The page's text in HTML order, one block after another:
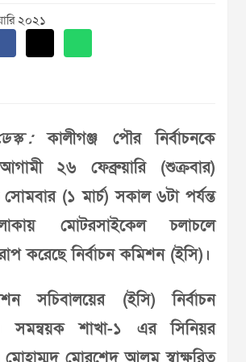
২০২১
:কালীগঞ্জ পৌর নির্বাচনকে
২৬ ফেব্রুয়ারি (শুক্রবার)
(১ মার্চ) সকাল ৬টা পর্যন্ত
মোটরসাইকেল চলাচলে
করেছে নির্বাচন কমিশন (ইসি)।
সচিবালয়ের (ইসি) নির্বাচন
সমন্বয়ক শাখা-১ এর সিনিয়র